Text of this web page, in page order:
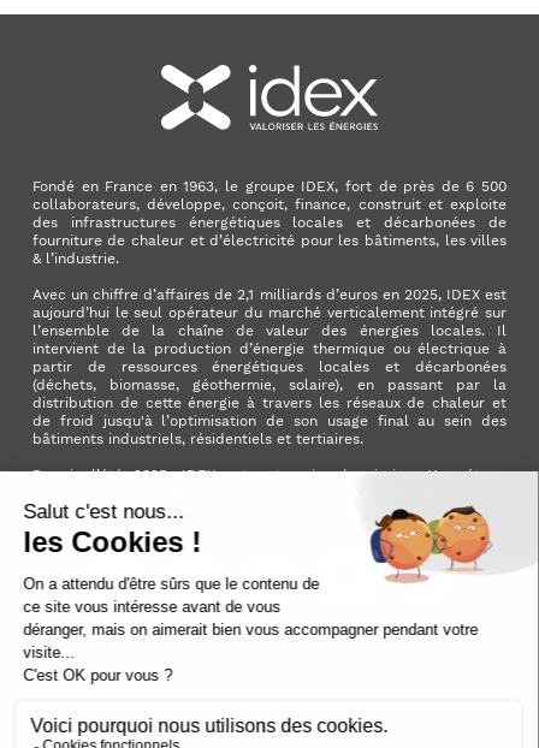
Fondé en France en 1963, le groupe IDEX, fort de près de 6 500
collaborateurs, développe, conçoit, finance, construit et exploite
des infrastructures énergétiques locales et décarbonées de
fourniture de chaleur et d’électricité pour les bâtiments, les villes
& l’industrie.
Avec un chiffre d’affaires de 2,1 milliards d’euros en 2025, IDEX est
aujourd’hui le seul opérateur du marché verticalement intégré sur
l’ensemble de la chaîne de valeur des énergies locales. Il
intervient de la production d’énergie thermique ou électrique à
partir de ressources énergétiques locales et décarbonées
(déchets, biomasse, géothermie, solaire), en passant par la
distribution de cette énergie à travers les réseaux de chaleur et
de froid jusqu'à l’optimisation de son usage final au sein des
bâtiments industriels, résidentiels et tertiaires.
Depuis l’été 2025, IDEX est entreprise à mission. Une étape
positif pour la planète et pour la société.
FacebookInstagramYouTube